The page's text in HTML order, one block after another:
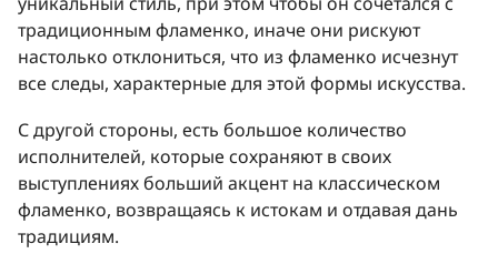
традиционным фламенко, иначе они рискуют
настолько отклониться, что из фламенко исчезнут
все следы, характерные для этой формы искусства.
С другой стороны, есть большое количество
исполнителей, которые сохраняют в своих
выступлениях больший акцент на классическом
фламенко, возвращаясь к истокам и отдавая дань
традициям.